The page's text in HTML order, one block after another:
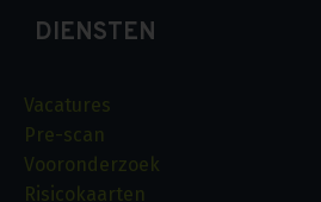
DIENSTEN
Vacatures
Pre-scan
Vooronderzoek
Risicokaarten